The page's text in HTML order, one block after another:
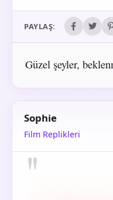
PAYLAŞ:
Güzel şeyler,
Sophie
Film Replikleri